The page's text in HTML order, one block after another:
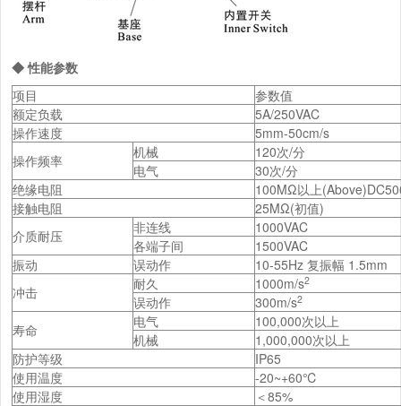
◆ 性能参数
项目
参数值
额定负载
5A/250VAC
操作速度
5mm-50cm/s
操作频率
机械
120次/分
电气
30次/分
绝缘电阻
100MΩ以上
接触电阻
25MΩ(初值)
介质耐压
非连线
1000VAC
各端子间
1500VAC
振动
误动作
10-55Hz 复振幅 1.5mm
冲击
耐久 1000m/s2
误动作 300m/s2
寿命 电气
100,000次以上
机械
1,000,000次以上
防护等级
IP65
使用温度
-20~+60℃
使用湿度
＜85%